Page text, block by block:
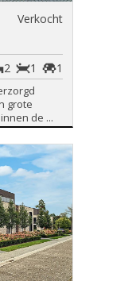
Verkocht
1
1
2
grote
de ...